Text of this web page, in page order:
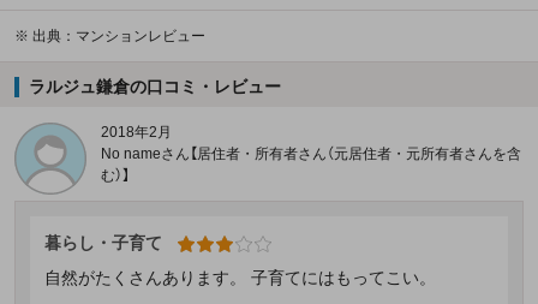
※ 出典：マンションレビュー
ラルジュ鎌倉の口コミ・レビュー
2018年2月
No nameさん【居住者・所有者さん（元居住者・元所有者さんを含
む）】
暮らし・子育て
自然がたくさんあります。 子育てにはもってこい。